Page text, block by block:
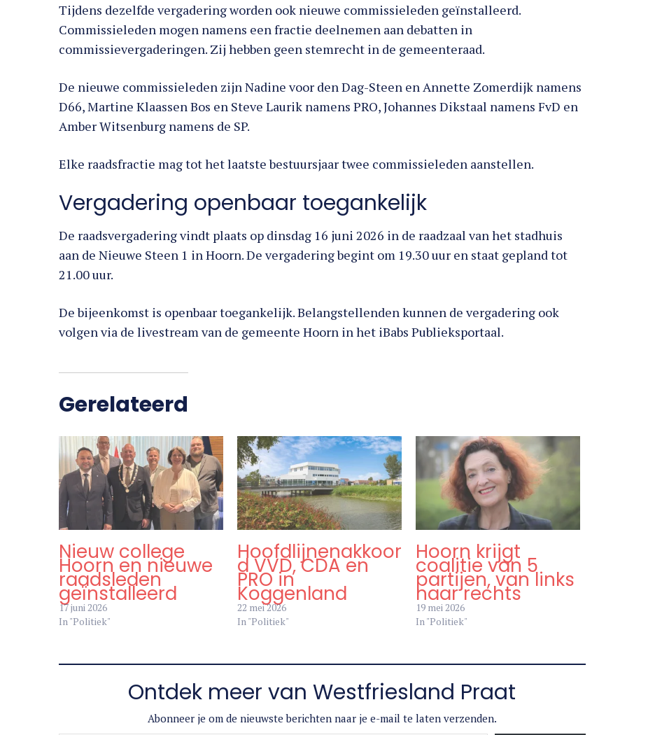
Tijdens dezelfde vergadering worden ook nieuwe commissieleden geïnstalleerd.
Commissieleden mogen namens een fractie deelnemen aan debatten in
commissievergaderingen. Zij hebben geen stemrecht in de gemeenteraad.
De nieuwe commissieleden zijn Nadine voor den Dag-Steen en Annette Zomerdijk namens
D66, Martine Klaassen Bos en Steve Laurik namens PRO, Johannes Dikstaal namens FvD en
Amber Witsenburg namens de SP.
Elke raadsfractie mag tot het laatste bestuursjaar twee commissieleden aanstellen.
Vergadering openbaar toegankelijk
De raadsvergadering vindt plaats op dinsdag 16 juni 2026 in de raadzaal van het stadhuis
aan de Nieuwe Steen 1 in Hoorn. De vergadering begint om 19.30 uur en staat gepland tot
21.00 uur.
De bijeenkomst is openbaar toegankelijk. Belangstellenden kunnen de vergadering ook
volgen via de livestream van de gemeente Hoorn in het iBabs Publieksportaal.
Gerelateerd
Nieuw college
Hoorn en nieuwe
raadsleden
geïnstalleerd
17 juni 2026
In "Politiek"
Hoofdlijnenakkoor
d VVD, CDA en
PRO in
Koggenland
22 mei 2026
In "Politiek"
Hoorn krijgt
coalitie van 5
partijen, van links
naar rechts
19 mei 2026
In "Politiek"
Ontdek meer van Westfriesland Praat
Abonneer je om de nieuwste berichten naar je e-mail te laten verzenden.